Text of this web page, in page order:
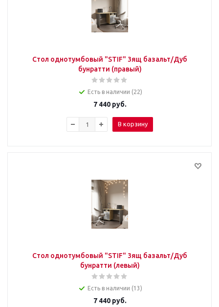
Стол однотумбовый "STIF" 3ящ базальт/Дуб
бунратти (правый)
Есть в наличии (22)
7 440руб.
В корзину
Стол однотумбовый "STIF" 3ящ базальт/Дуб
бунратти (левый)
Есть в наличии (13)
7 440руб.